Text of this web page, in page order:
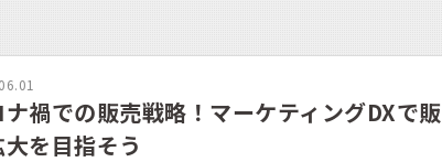
禍での販売戦略！マーケティングDXで販
を目指そう